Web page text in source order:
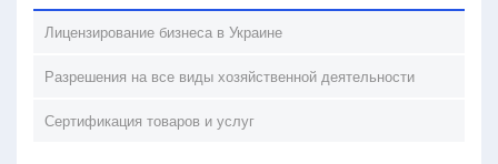
Лицензирование бизнеса в Украине
Разрешения на все виды хозяйственной деятельности
Сертификация товаров и услуг